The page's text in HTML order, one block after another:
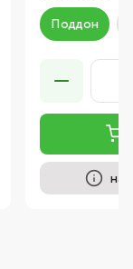
Поддон
на